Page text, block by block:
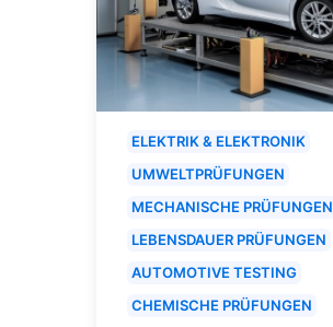
ELEKTRIK & ELEKTRONIK
UMWELTPRÜFUNGEN
MECHANISCHE PRÜFUNGEN
LEBENSDAUER PRÜFUNGEN
AUTOMOTIVE TESTING
CHEMISCHE PRÜFUNGEN